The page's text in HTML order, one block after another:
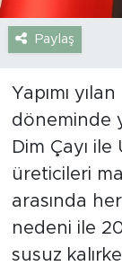
Paylaş
Yapımı
döneminde
Dim Çayı
üreticileri
arasında
nedeni ile
susuz
Turizm
Türkiye
Yaşam